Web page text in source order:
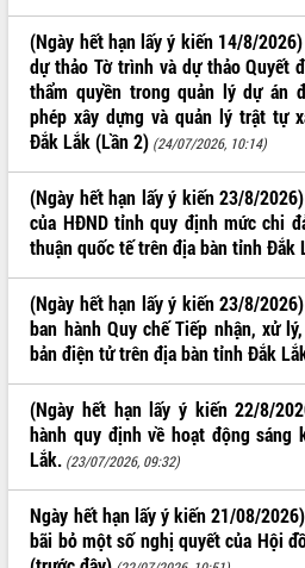
Đắk Lắk sơ kết 4 năm triển khai thực
hiện Đề án 06 của Chính phủ
Họp báo thông tin về Hội nghị Công bố
Quy hoạch và Xúc tiến đầu tư tỉnh Đắk
Lắk
Khơi thông điểm nghẽn, đẩy nhanh
giải ngân vốn khắc phục thiên tai
HĐND tỉnh thông qua điều chỉnh Quy
hoạch tỉnh thời kỳ 2021-2030
Hội thảo góp ý hồ sơ điều chỉnh quy
hoạch tỉnh Đắk Lắk thời kỳ 2021-2030,
tầm nhìn đến năm 2050
Nâng cao hiệu quả hoạt động của các
doanh nghiệp nhà nước
Hội nghị triển khai kết nối mạng
truyền số liệu chuyên dùng phục vụ cơ
quan Đảng, Nhà nước
Lễ phát động chuỗi hoạt động chung
Xã Ea Kar bước chuyển mình trong
công tác cải cách hành chính mô hình
mới
(Ngày hết hạn lấy ý kiến 14/8/
dự thảo Tờ trình và dự thảo Quyết
thẩm quyền trong quản lý dự án
phép xây dựng và quản lý trật tự
Đắk Lắk (Lần 2) (24/07/2026, 10:14)
(Ngày hết hạn lấy ý kiến 23/8/
của HĐND tỉnh quy định mức chi
thuận quốc tế trên địa bàn tỉnh Đắk
(Ngày hết hạn lấy ý kiến 23/8/
ban hành Quy chế Tiếp nhận, xử
bản điện tử trên địa bàn tỉnh Đắk
(Ngày hết hạn lấy ý kiến 22/8/
hành quy định về hoạt động
Lắk. (23/07/2026, 09:32)
Ngày hết hạn lấy ý kiến 21/08/
bãi bỏ một số nghị quyết của Hội